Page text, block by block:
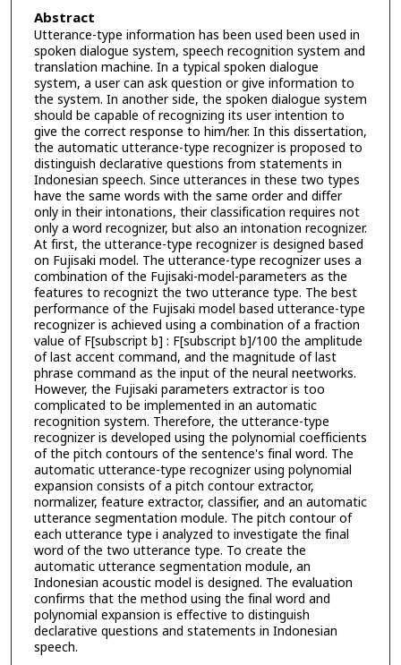
Abstract
Utterance-type information has been used been used in
spoken dialogue system, speech recognition system and
translation machine. In a typical spoken dialogue
system, a user can ask question or give information to
the system. In another side, the spoken dialogue system
should be capable of recognizing its user intention to
give the correct response to him/her. In this dissertation,
the automatic utterance-type recognizer is proposed to
distinguish declarative questions from statements in
Indonesian speech. Since utterances in these two types
have the same words with the same order and differ
only in their intonations, their classification requires not
only a word recognizer, but also an intonation recognizer.
At first, the utterance-type recognizer is designed based
on Fujisaki model. The utterance-type recognizer uses a
combination of the Fujisaki-model-parameters as the
features to recognizt the two utterance type. The best
performance of the Fujisaki model based utterance-type
recognizer is achieved using a combination of a fraction
value of F[subscript b] : F[subscript b]/100 the amplitude
of last accent command, and the magnitude of last
phrase command as the input of the neural neetworks.
However, the Fujisaki parameters extractor is too
complicated to be implemented in an automatic
recognition system. Therefore, the utterance-type
recognizer is developed using the polynomial coefficients
of the pitch contours of the sentence's final word. The
automatic utterance-type recognizer using polynomial
expansion consists of a pitch contour extractor,
normalizer, feature extractor, classifier, and an automatic
utterance segmentation module. The pitch contour of
each utterance type i analyzed to investigate the final
word of the two utterance type. To create the
automatic utterance segmentation module, an
Indonesian acoustic model is designed. The evaluation
confirms that the method using the final word and
polynomial expansion is effective to distinguish
declarative questions and statements in Indonesian
speech.